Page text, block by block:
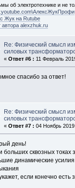
об электротехнике и не
Жук на Rutube
автора alexzhuk.ru
Re: Физический смысл
силовых
« Ответ #6 : 11 Февраль
спасибо за ответ!
Re: Физический смысл
силовых
« Ответ #7 : 04 Ноябрь
день!
больших сквозных токах
динамические
если конечно есть